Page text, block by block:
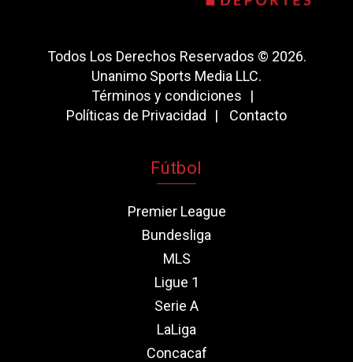
Todos Los Derechos Reservados © 2026.
Unanimo Sports Media LLC.
Términos y condiciones
Políticas de Privacidad
Contacto
Fútbol
Premier League
Bundesliga
MLS
Ligue 1
Serie A
LaLiga
Concacaf